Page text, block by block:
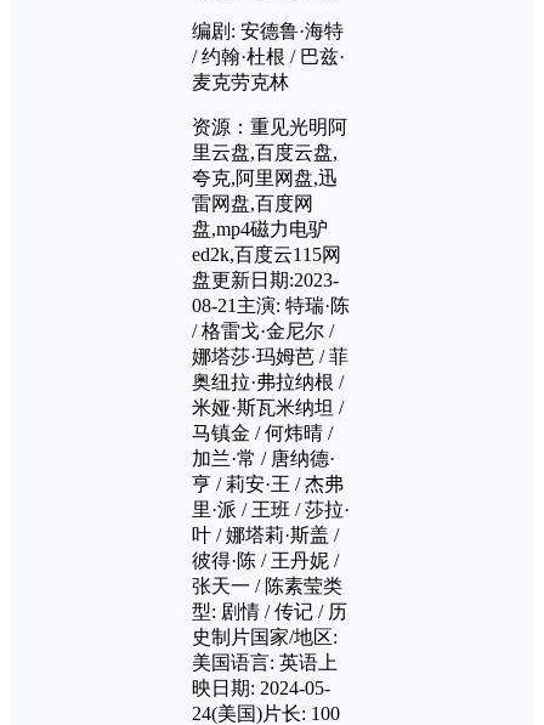
编剧: 安德鲁·海特
/ 约翰·杜根 / 巴兹·
麦克劳克林
资源：重见光明阿
里云盘,百度云盘,
夸克,阿里网盘,迅
雷网盘,百度网
盘,mp4磁力电驴
ed2k,百度云115网
盘更新日期:2023-
08-21主演: 特瑞·陈
/ 格雷戈·金尼尔 /
娜塔莎·玛姆芭 / 菲
奥纽拉·弗拉纳根 /
米娅·斯瓦米纳坦 /
马镇金 / 何炜晴 /
加兰·常 / 唐纳德·
亨 / 莉安·王 / 杰弗
里·派 / 王班 / 莎拉·
叶 / 娜塔莉·斯盖 /
彼得·陈 / 王丹妮 /
张天一 / 陈素莹类
型: 剧情 / 传记 / 历
史制片国家/地区:
美国语言: 英语上
映日期: 2024-05-
24(美国)片长: 100